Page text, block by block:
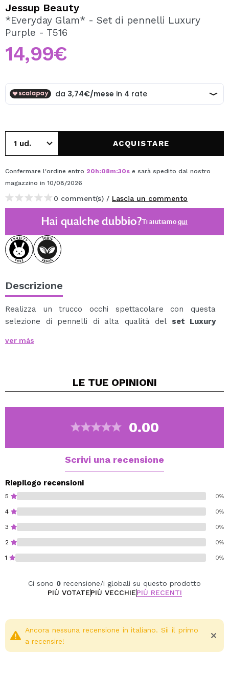
Creando un account su Maquibeauty.it potrai fare i tuoi
acquisti velocemente, controllare lo stato dei tuoi ordini e
Jessup Beauty
*Everyday Glam* - Set di pennelli Luxury
Purple - T516
14,99€
ACQUISTARE
Confermare l'ordine entro 20h:08m:30s e sarà spedito dal nostro
magazzino in 10/08/2026
0 comment(s) / Lascia un commento
Hai qualche dubbio?Ti aiutiamoqui
Descrizione
Realizza un trucco occhi spettacolare con questa
selezione di pennelli di alta qualità del set Luxury
Questo elegante set viola incorpora il caratteristico
Il set comprende 6 pennelli per occhi di diverse forme:
creare con facilità un'ampia varietà di look.
definire, sfumare e mettere in risalto gli occhi,
Vegan.
ver más
LE TUE OPINIONI
0.00
Scrivi una recensione
Riepilogo recensioni
5 0%
4 0%
3 0%
2 0%
1 0%
Ci sono 0 recensione/i globali su questo prodotto
PIÙ VOTATEPIÙ VECCHIEPIÙ RECENTI
Ancora nessuna recensione in italiano. Sii il primo
a recensire!